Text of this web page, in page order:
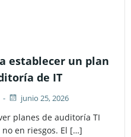
establecer un plan
de IT
- junio 25, 2026
planes de auditoría TI
en riesgos. El […]